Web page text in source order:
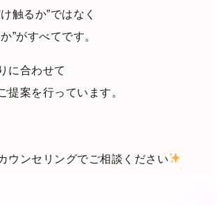
触るか”ではなく
”がすべてです。
に合わせて
提案を行っています。
ウンセリングでご相談ください